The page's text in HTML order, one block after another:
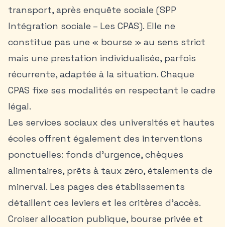
transport, après enquête sociale (SPP
Intégration sociale – Les CPAS). Elle ne
constitue pas une « bourse » au sens strict
mais une prestation individualisée, parfois
récurrente, adaptée à la situation. Chaque
CPAS fixe ses modalités en respectant le cadre
légal.
Les services sociaux des universités et hautes
écoles offrent également des interventions
ponctuelles: fonds d’urgence, chèques
alimentaires, prêts à taux zéro, étalements de
minerval. Les pages des établissements
détaillent ces leviers et les critères d’accès.
Croiser allocation publique, bourse privée et